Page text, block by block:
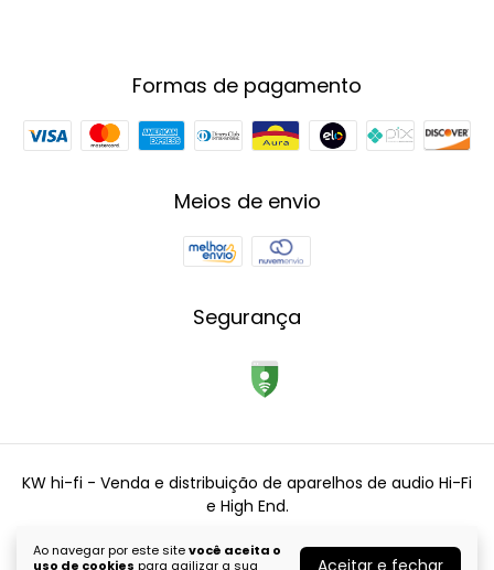
Ao navegar por este sitevocê aceita o
uso de cookies para agilizar a sua Aceitar e fechar
Formas de pagamento
Meios de envio
Segurança
KW hi-fi - Venda e distribuição de aparelhos de audio Hi-Fi
e High End.